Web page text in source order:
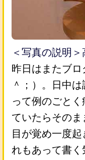
＜写真の説明
昨日はまたブロ
＾；）。日中
って例のごと
ていたらその
目が覚め一度
れもあって書